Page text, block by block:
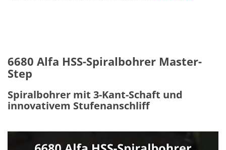
6680 Alfa HSS-Spiralbohrer Master-
Step
Spiralbohrer mit 3-Kant-Schaft und
innovativem Stufenanschliff